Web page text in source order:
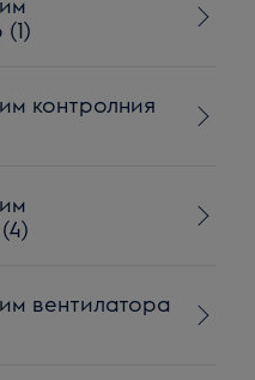
контролния
вентилатора